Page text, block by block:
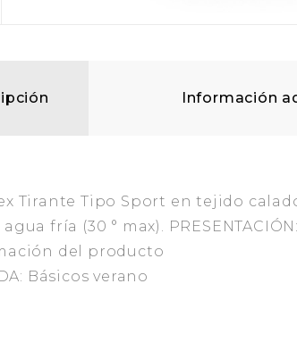
Información
Tirante Tipo Sport en tejido
fría (30 ° max).
del producto
Básicos verano